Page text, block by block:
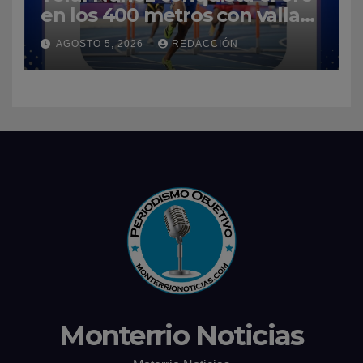
en los 400 metros con vallas
y enaltece a República
Dominicana
AGOSTO 5, 2026 REDACCIÓN
Monterrio Noticias